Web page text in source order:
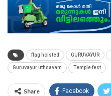
flag hoisted GURUVAYUR
Guruvayur uthsavam Temple fest
Share Facebook